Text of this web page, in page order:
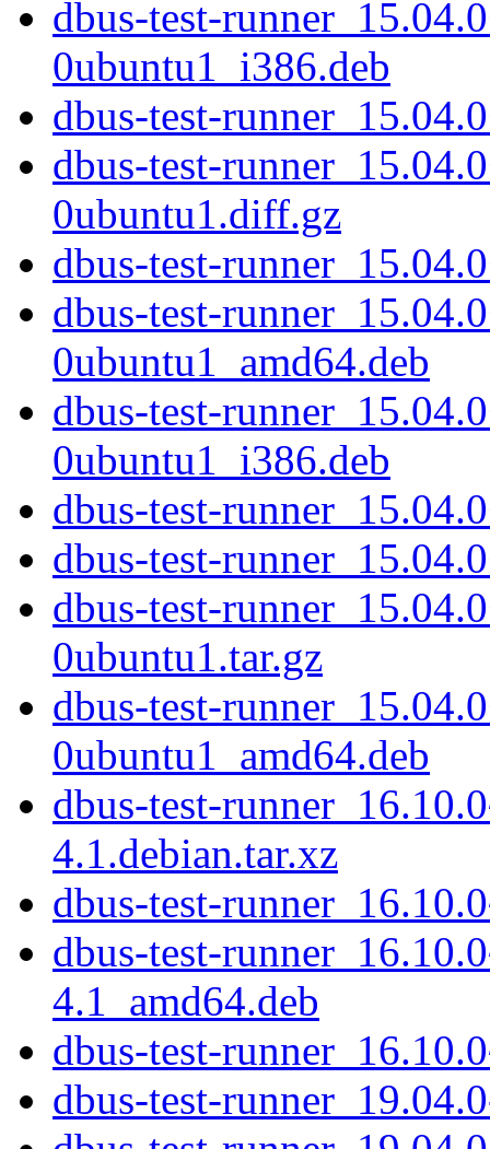
dbus-test-
0ubuntu1_i386.deb
dbus-test-
dbus-test-
0ubuntu1.diff.gz
dbus-test-
dbus-test-
0ubuntu1_amd64.deb
dbus-test-
0ubuntu1_i386.deb
dbus-test-
dbus-test-
dbus-test-
0ubuntu1.tar.gz
dbus-test-
0ubuntu1_amd64.deb
dbus-test-
4.1.debian.tar.xz
dbus-test-
dbus-test-
4.1_amd64.deb
dbus-test-
dbus-test-